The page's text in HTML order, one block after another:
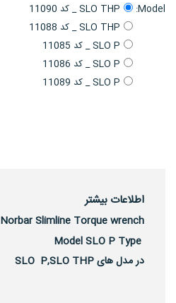
Model:
SLO THP _ کد 11090
SLO THP _ کد 11088
SLO P _ کد 11085
SLO P _ کد 11086
SLO P _ کد 11089
اطلاعات بیشتر
Norbar Slimline Torque wrench
در مدل های SLO P,SLO THP